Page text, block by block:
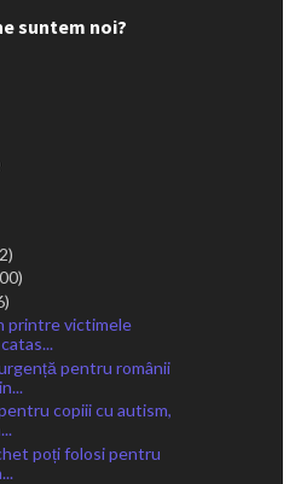
suntem noi?
printre victimele
pentru românii
copiii cu autism,
poți folosi pentru